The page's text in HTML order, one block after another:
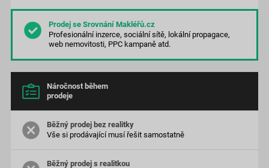
Profesionální inzerce, sociální sítě, lokální propagace,
web nemovitosti, PPC kampaně atd.
Náročnost během
prodeje
Vše si prodávající musí řešit samostatně